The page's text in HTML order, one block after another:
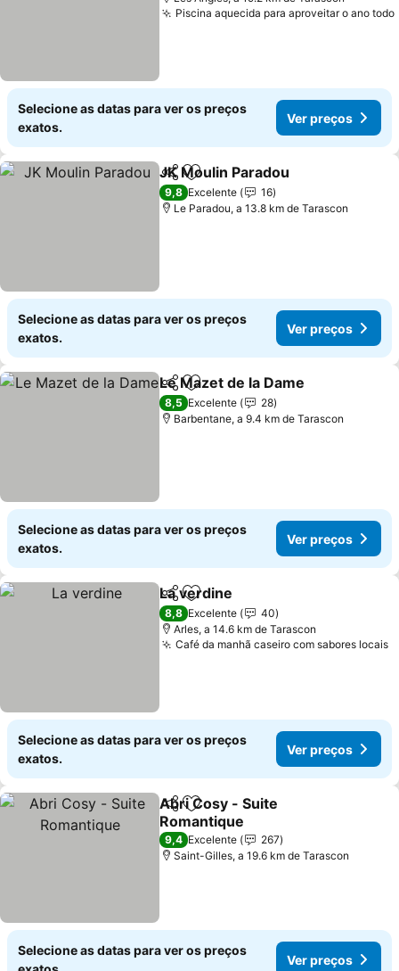
Piscina aquecida para aproveitar o ano todo
Selecione as datas para ver os preços
exatos.
Ver preços
PartilharAdicionar aos favoritos
JK Moulin Paradou
9,8 Excelente
16
Le Paradou, a 13.8 km de Tarascon
Selecione as datas para ver os preços
exatos.
Ver preços
PartilharAdicionar aos favoritos
Le Mazet de la Dame
8,5 Excelente
28
Barbentane, a 9.4 km de Tarascon
Selecione as datas para ver os preços
exatos.
Ver preços
PartilharAdicionar aos favoritos
La verdine
8,8 Excelente
40
Arles, a 14.6 km de Tarascon
Café da manhã caseiro com sabores locais
Selecione as datas para ver os preços
exatos.
Ver preços
PartilharAdicionar aos favoritos
Abri Cosy - Suite
Romantique
9,4 Excelente
267
Saint-Gilles, a 19.6 km de Tarascon
Selecione as datas para ver os preços
Ver preços